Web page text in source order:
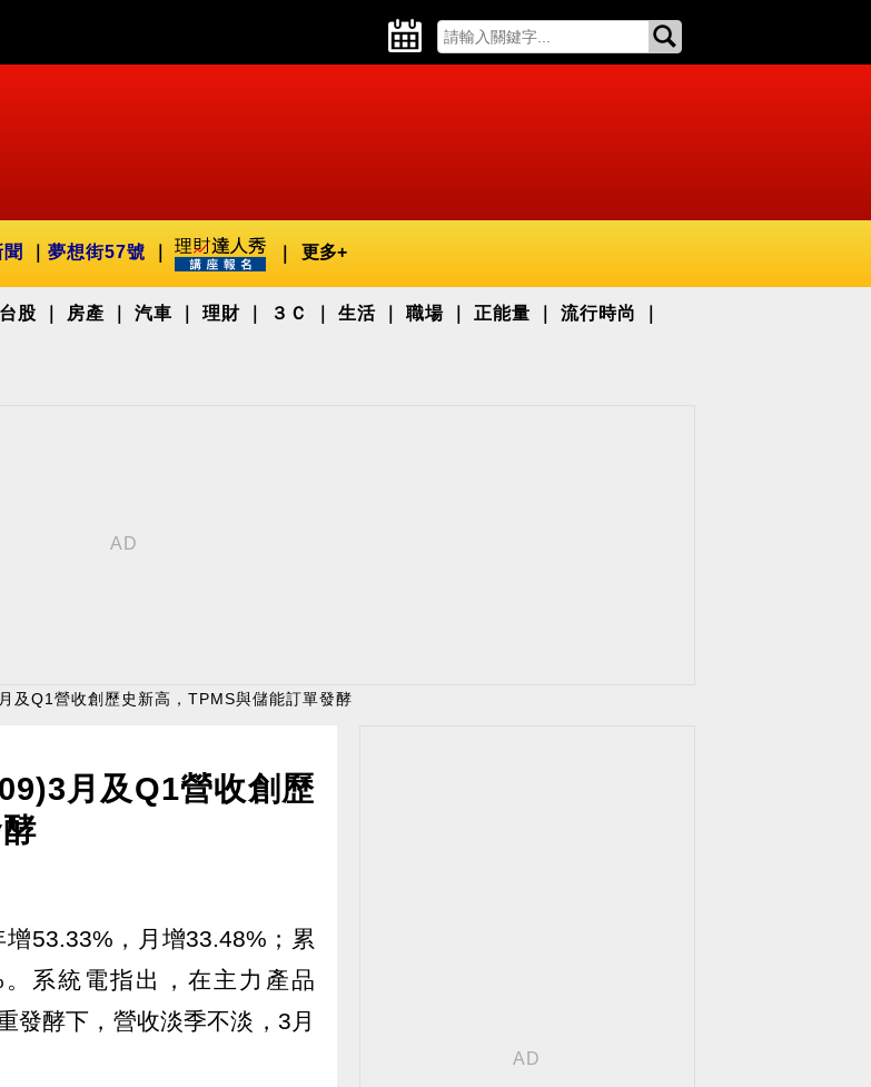
夢想街57號 更多+
台股 房產 汽車 理財 ３Ｃ 生活 職場 正能量 流行時尚
及Q1營收創歷史新高，TPMS與儲能訂單發酵
月及Q1營收創歷
53.33%，月增33.48%；累
系統電指出，在主力產品
發酵下，營收淡季不淡，3月